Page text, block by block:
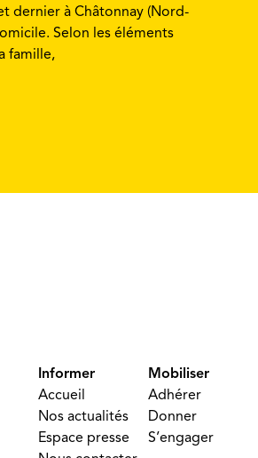
dernier à Châtonnay (Nord-
Selon les éléments
famille,
Informer
Accueil
Nos actualités
Espace presse
Mobiliser
Adhérer
Donner
S’engager